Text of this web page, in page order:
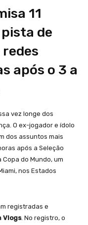
11
de
após o 3 a
vez longe dos
O ex-jogador e ídolo
dos assuntos mais
após a Seleção
do Mundo, um
nos Estados
registradas e
Vlogs. No registro, o